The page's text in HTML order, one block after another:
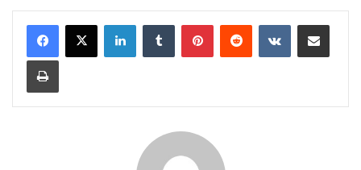
LinkedInTumblr PinterestReddit VKontakteShare via Email
Print